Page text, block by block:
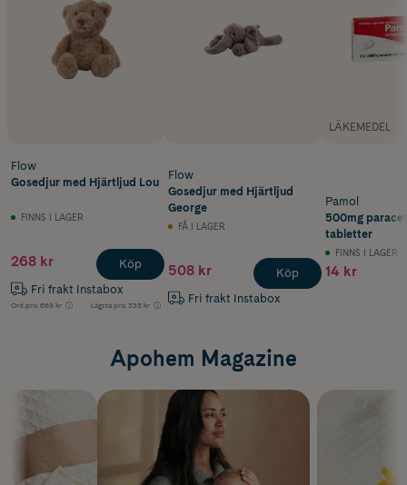
Flow
Gosedjur med Hjärtljud Lou
FINNS I LAGER
268 kr
Fri frakt Instabox
Ord.pris 669 kr Lägsta pris 335 kr
Köp
Flow
Gosedjur med Hjärtljud
George
FÅ I LAGER
508 kr
Fri frakt Instabox
Köp
LÄKEMEDEL
Pamol
500mg
tabletter
FINNS I LAGER
14 kr
Apohem Magazine